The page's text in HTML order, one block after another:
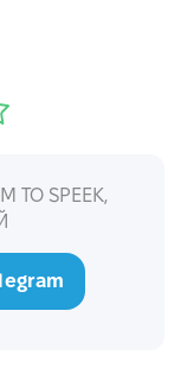
TO SPEEK,